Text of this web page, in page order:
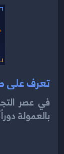
في عصر
بالعمولة